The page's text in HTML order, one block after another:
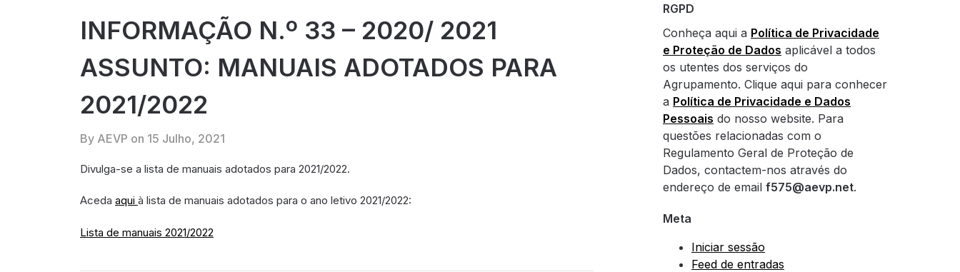
INFORMAÇÃO N.º 33 – 2020/ 2021
ASSUNTO: MANUAIS ADOTADOS PARA
2021/2022
By AEVP on 15 Julho, 2021
Divulga-se a lista de manuais adotados para 2021/2022.
Aceda aqui à lista de manuais adotados para o ano letivo 2021/2022:
Lista de manuais 2021/2022
RGPD
Conheça aqui a Política de Privacidade
e Proteção de Dados aplicável a todos
os utentes dos serviços do
Agrupamento. Clique aqui para conhecer
a Política de Privacidade e Dados
Pessoais do nosso website. Para
questões relacionadas com o
Regulamento Geral de Proteção de
Dados, contactem-nos através do
endereço de email f575@aevp.net.
Meta
Iniciar sessão
Feed de entradas